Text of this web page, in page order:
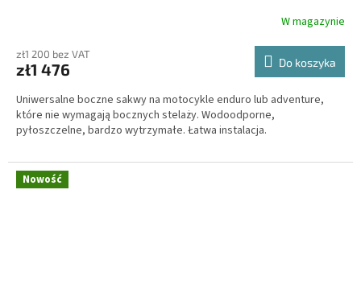
W magazynie
zł1 200 bez VAT
zł1 476 Do koszyka
Uniwersalne boczne sakwy na motocykle enduro lub adventure,
które nie wymagają bocznych stelaży. Wodoodporne,
pyłoszczelne, bardzo wytrzymałe. Łatwa instalacja.
Nowość